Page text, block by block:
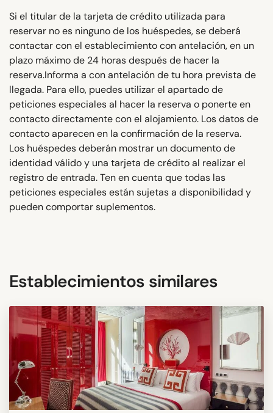
Si el titular de la tarjeta de crédito utilizada para
reservar no es ninguno de los huéspedes, se deberá
contactar con el establecimiento con antelación, en un
plazo máximo de 24 horas después de hacer la
reserva.Informa a con antelación de tu hora prevista de
llegada. Para ello, puedes utilizar el apartado de
peticiones especiales al hacer la reserva o ponerte en
contacto directamente con el alojamiento. Los datos de
contacto aparecen en la confirmación de la reserva.
Los huéspedes deberán mostrar un documento de
identidad válido y una tarjeta de crédito al realizar el
registro de entrada. Ten en cuenta que todas las
peticiones especiales están sujetas a disponibilidad y
pueden comportar suplementos.
Establecimientos similares